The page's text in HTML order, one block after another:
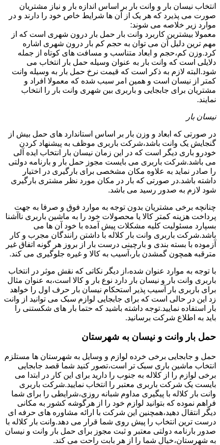
انتخاب نیسان بار و وانت بار بر اساس اندازه بار و نیاز مشتریان
صورت می پذیرد که هر یک از آن ها شرایط خاص خود را دارند و در
موارد زیر خلاصه می شوند:
معمولا بیشترین کاربرد وانت بار حمل بار درون شهری است که از
مهم ترین دلیل آن می توان به حجم کم بار درون شهری اشاره
کرد.وزن کم،حجم و ابعاد متناسب و مسافت های کوتاه از جمله
دلایلی است که وانت بار به عنوان وسیله حمل بار انتخاب می
شود.البته لازم به ذکر است که قیمت نرخ حمل بار به وسیله وانت
کمتر از نیسان است و همین امر سبب شده که معمولا افراد و
مشتریان برای جابجایی و باربری بین شهری وانت بار را انتخاب
نمایند.
نیسان بار
در صورتی که ابعاد و وزن بار بر اساس استاندارد های حمل بیش از
گنجایش یک وانت باشد،شرکت باربری موظف به پیشنهاد کردن
خودرو باری دیگر است که در این زمان نیسان بار انتخاب ایده آلی
می باشد.شرکت باربری می بایست مجوز حمل بار و بارنامه دولتی
را صادر نماید به علاوه مکان مشخصی برای بارگیری در اختیار
داشته باشد.در صورتی که بار در مکان مورد نظر مشتری بارگیری
شود لازم به صدور رسید می باشد.
چنانچه برخی مشتریان بدون توجه به موارد فوق و صرفا به جهت
پرداخت هزینه کمتر کالا یا محصولات خود را به ماشین باربری ناآشنا
بسپارد مسئولیت کلیه مشکلات پیش آمده با خود آن ها می
باشد.شرکت باربری وانت بار کلاله با داشتن رانندگان مجرب و کار
آزموده با بسته بندی و بارچینی درست بار از بروز هر گونه اتفاق غیر
مترقبه همچون گمشدن بار،آسیب به کالا و غیره جلوگیری می کند.
با توجه به موارد عنوان شده،از دیگر نکاتی که نقش موثر در انتخاب
باربری وانت بار و نیسان بار دارد نوع بار و کالا است،به عنوان مثال
برای باربری بار آسیب پذیر استحکام نیسان بار حرف اول را خواهد
زد این در حالی است که برای جابجایی لوازم سبک می توانید از وانت
بار استفاده نمایید.توجه داشته باشید که حتما بار های شکستنی را
باید به اطلاع شرکت برسانید.
حمل بار وانت و نیسان به شهرستان
حمل و جابجایی برخی خرده لوازم و وسایل به شهرستان ها مستلزم
انتخاب ماشین باری سبک تر است،تصور کنید شما قصد جابجایی
برخی لوازم را از کلاله به جنوب را دارید برای این کار در ابتدا می
بایست یک شرکت باربری معتبر را انتخاب نمایید.شرکت باربری
وانت بار کلاله با پیگیری مداوم شبانه روزی،شرایطی را برای شما
فراهم نموده که بتوانید لوازم خود را از هرگوشه کشور به مکانی
دیگر انتقال دهید،همچنین این شرکت با ارائه مشاوره های حرفه ای
درست ترین انتخاب را پیش روی شما قرار می دهد.وانت بار کلاله با
صدور بارنامه دولتی معتبر و ثبت مجوز برای حمل بار وانت و نیسان
به شهرستان،خیال شما را از هر بابت راحت می کند.